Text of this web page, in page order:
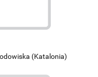
(Katalonia)